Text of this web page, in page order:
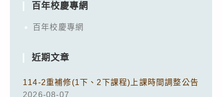
百年校慶專網
百年校慶專網
近期文章
114-2重補修(1下、2下課程)上課時間調整公告
2026-08-07